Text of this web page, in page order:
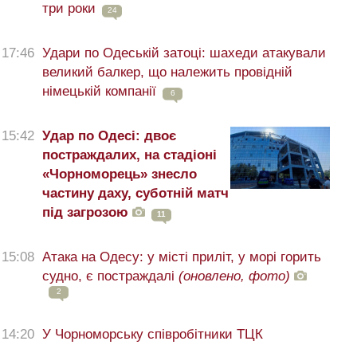
три роки
24
17:46 Удари по Одеській затоці: шахеди атакували
великий балкер, що належить провідній
німецькій компанії
6
15:42 Удар по Одесі: двоє
постраждалих, на стадіоні
«Чорноморець» знесло
частину даху, суботній матч
під загрозою
11
15:08 Атака на Одесу: у місті приліт, у морі горить
судно, є постраждалі (оновлено, фото)
2
14:20 У Чорноморську співробітники ТЦК